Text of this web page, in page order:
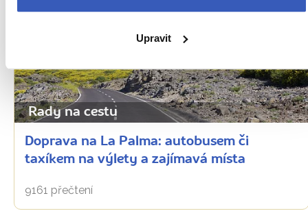
Upravit
Rady na cestu
Doprava na La Palma: autobusem či
taxíkem na výlety a zajímavá místa
9161 přečtení